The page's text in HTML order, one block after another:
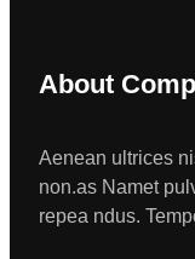
About
Aenean ultrices
non.as Namet
repea ndus.